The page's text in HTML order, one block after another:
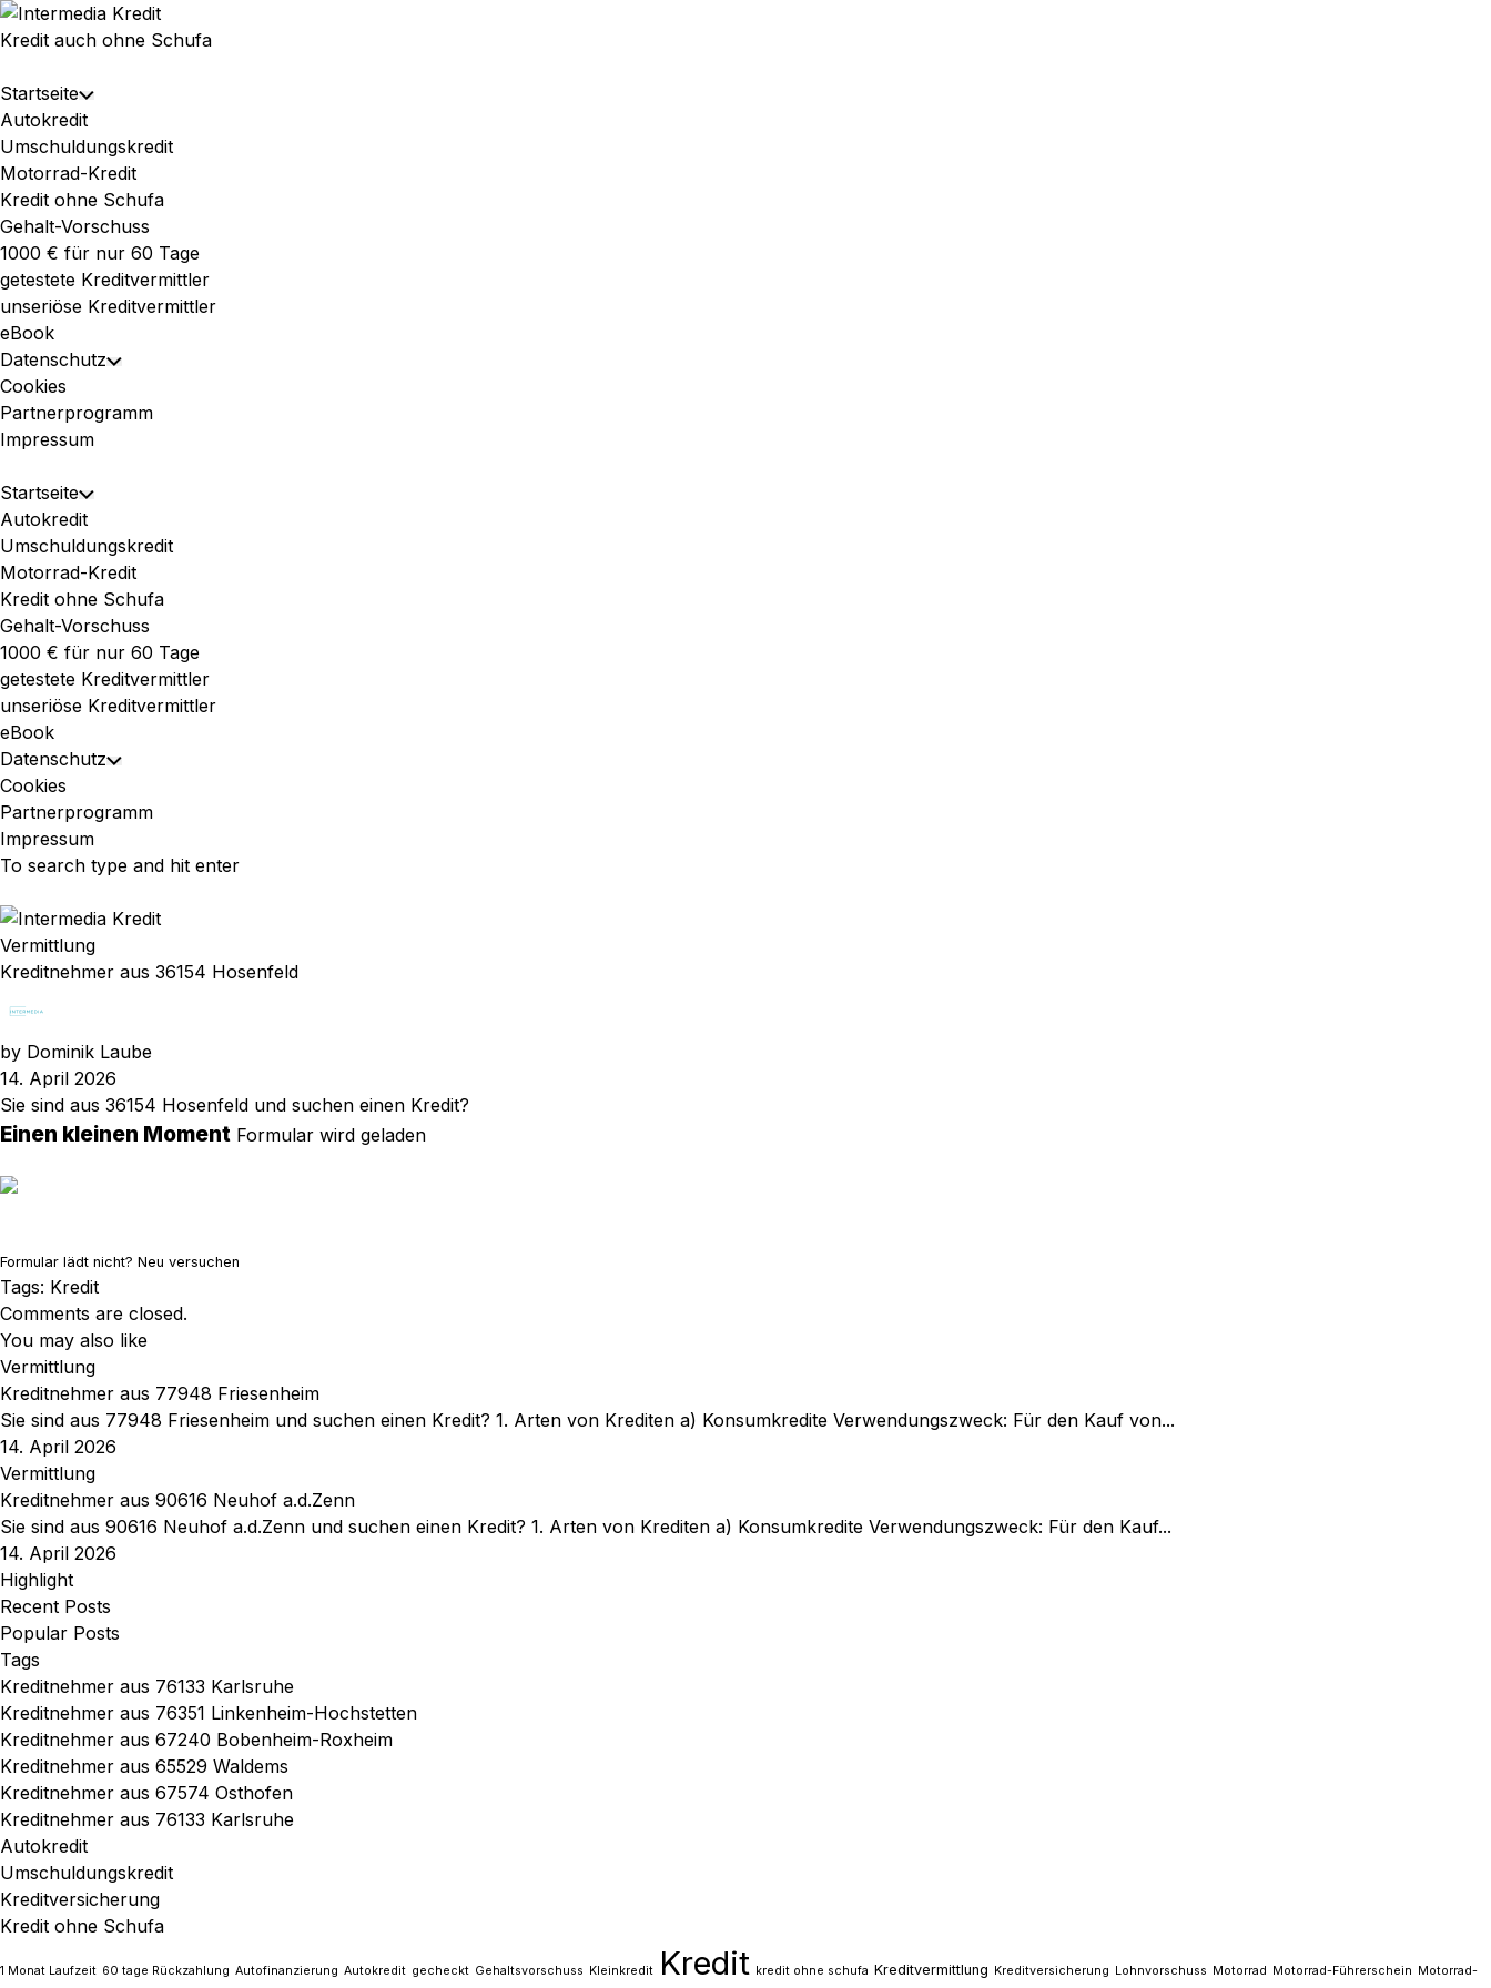
Skip
to
Kredit auch ohne Schufa
Expand
Menu
Startseite Toggle
Child
Menu
Autokredit
Umschuldungskredit
Motorrad-Kredit
Kredit ohne Schufa
Gehalt-Vorschuss
1000 € für nur 60 Tage
getestete Kreditvermittler
unseriöse Kreditvermittler
eBook
Datenschutz Toggle
Menu
Cookies
Partnerprogramm
Impressum
Expand
Menu
Startseite Toggle
Child
Menu
Autokredit
Umschuldungskredit
Motorrad-Kredit
Kredit ohne Schufa
Gehalt-Vorschuss
1000 € für nur 60 Tage
getestete Kreditvermittler
unseriöse Kreditvermittler
eBook
Datenschutz Toggle
Menu
Cookies
Partnerprogramm
Impressum
Vermittlung
Kreditnehmer aus 36154 Hosenfeld
by Dominik Laube
14. April 2026
Sie sind aus 36154 Hosenfeld und suchen einen Kredit?
Einen kleinen Moment Formular wird geladen
Formular lädt nicht? Neu versuchen
Tags: Kredit
Comments are closed.
You may also like
Vermittlung
Kreditnehmer aus 77948 Friesenheim
Sie sind aus 77948 Friesenheim und suchen einen Kredit? 1. Arten von Krediten a) Konsumkredite Verwendungszweck: Für den Kauf von...
14. April 2026
Vermittlung
Kreditnehmer aus 90616 Neuhof a.d.Zenn
Sie sind aus 90616 Neuhof a.d.Zenn und suchen einen Kredit? 1. Arten von Krediten a) Konsumkredite Verwendungszweck: Für den Kauf...
14. April 2026
Highlight
Recent Posts
Popular Posts
Tags
Kreditnehmer aus 76133 Karlsruhe
Kreditnehmer aus 76351 Linkenheim-Hochstetten
Kreditnehmer aus 67240 Bobenheim-Roxheim
Kreditnehmer aus 65529 Waldems
Kreditnehmer aus 67574 Osthofen
Kreditnehmer aus 76133 Karlsruhe
Autokredit
Umschuldungskredit
Kreditversicherung
Kredit ohne Schufa
1 Monat Laufzeit 60 tage Rückzahlung Autofinanzierung Autokredit gecheckt Gehaltsvorschuss Kleinkredit Kredit kredit ohne schufa Kreditvermittlung Kreditversicherung Lohnvorschuss Motorrad Motorrad-Führerschein Motorrad-